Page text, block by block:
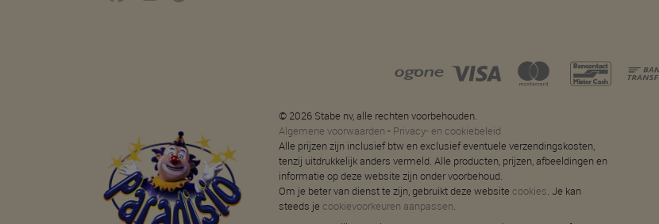
© 2026 Stabe nv, alle rechten voorbehouden.
Algemene voorwaarden - Privacy- en cookiebeleid
Alle prijzen zijn inclusief btw en exclusief eventuele verzendingskosten,
tenzij uitdrukkelijk anders vermeld. Alle producten, prijzen, afbeeldingen en
informatie op deze website zijn onder voorbehoud.
Om je beter van dienst te zijn, gebruikt deze website cookies. Je kan
steeds je cookievoorkeuren aanpassen.